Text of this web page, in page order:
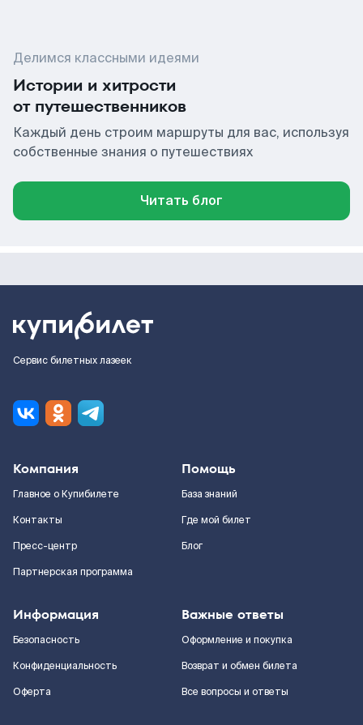
Делимся классными идеями
Истории и хитрости
от путешественников
Каждый день строим маршруты для вас, используя
собственные знания о путешествиях
Читать блог
Сервис билетных лазеек
Компания
Главное о Купибилете
Контакты
Пресс-центр
Партнерская программа
Помощь
База знаний
Где мой билет
Блог
Информация
Безопасность
Конфиденциальность
Оферта
Важные ответы
Оформление и покупка
Возврат и обмен билета
Все вопросы и ответы